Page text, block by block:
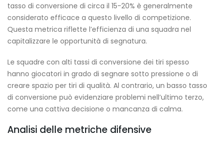
tasso di conversione di circa il 15-20% è generalmente
considerato efficace a questo livello di competizione.
Questa metrica riflette l’efficienza di una squadra nel
capitalizzare le opportunità di segnatura.
Le squadre con alti tassi di conversione dei tiri spesso
hanno giocatori in grado di segnare sotto pressione o di
creare spazio per tiri di qualità. Al contrario, un basso tasso
di conversione può evidenziare problemi nell’ultimo terzo,
come una cattiva decisione o mancanza di calma.
Analisi delle metriche difensive